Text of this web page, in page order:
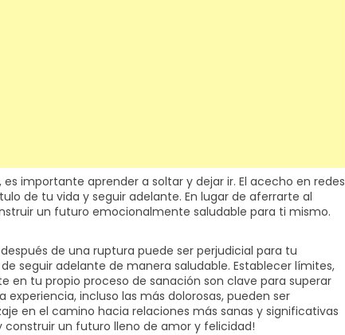
importante aprender a soltar y dejar ir. El acecho en redes
de tu vida y seguir adelante. En lugar de aferrarte al
un futuro emocionalmente saludable para ti mismo.
de una ruptura puede ser perjudicial para tu
seguir adelante de manera saludable. Establecer límites,
en tu propio proceso de sanación son clave para superar
incluso las más dolorosas, pueden ser
en el camino hacia relaciones más sanas y significativas
construir un futuro lleno de amor y felicidad!